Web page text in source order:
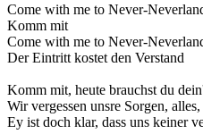
Come with me to Never-
Komm mit
Come with me to Never-
Der Eintritt kostet den Verstand
Komm mit, heute brauchst du
Wir vergessen unsre Sorgen,
Ey ist doch klar, dass uns keiner